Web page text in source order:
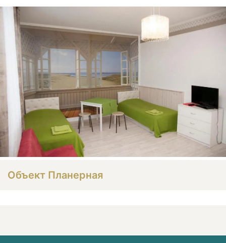
Объект Планерная